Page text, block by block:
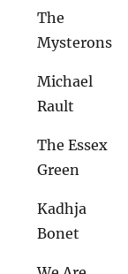
The
Mysterons
Michael
Rault
The Essex
Green
Kadhja
Bonet